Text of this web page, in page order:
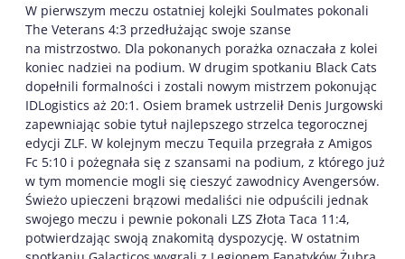
W pierwszym meczu ostatniej kolejki Soulmates pokonali
The Veterans 4:3 przedłużając swoje szanse
na mistrzostwo. Dla pokonanych porażka oznaczała z kolei
koniec nadziei na podium. W drugim spotkaniu Black Cats
dopełnili formalności i zostali nowym mistrzem pokonując
IDLogistics aż 20:1. Osiem bramek ustrzelił Denis Jurgowski
zapewniając sobie tytuł najlepszego strzelca tegorocznej
edycji ZLF. W kolejnym meczu Tequila przegrała z Amigos
Fc 5:10 i pożegnała się z szansami na podium, z którego już
w tym momencie mogli się cieszyć zawodnicy Avengersów.
Świeżo upieczeni brązowi medaliści nie odpuścili jednak
swojego meczu i pewnie pokonali LZS Złota Taca 11:4,
potwierdzając swoją znakomitą dyspozycję. W ostatnim